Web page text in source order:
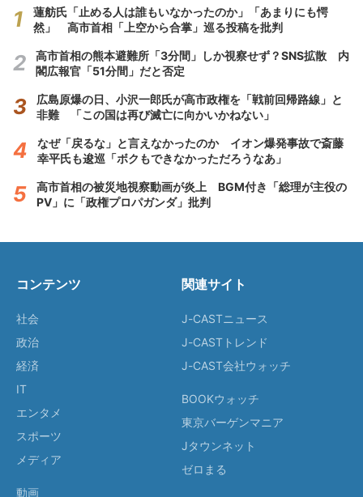
蓮舫氏「止める人は誰もいなかったのか」「あまりにも愕
然」 高市首相「上空から合掌」巡る投稿を批判
高市首相の熊本避難所「3分間」しか視察せず？SNS拡散 内
閣広報官「51分間」だと否定
広島原爆の日、小沢一郎氏が高市政権を「戦前回帰路線」と
非難 「この国は再び滅亡に向かいかねない」
なぜ「戻るな」と言えなかったのか イオン爆発事故で斎藤
幸平氏も逡巡「ボクもできなかっただろうなあ」
高市首相の被災地視察動画が炎上 BGM付き「総理が主役の
PV」に「政権プロパガンダ」批判
コンテンツ
社会
政治
経済
IT
エンタメ
スポーツ
メディア
動画
関連サイト
J-CASTニュース
J-CASTトレンド
J-CAST会社ウォッチ
BOOKウォッチ
東京バーゲンマニア
Jタウンネット
ゼロまる